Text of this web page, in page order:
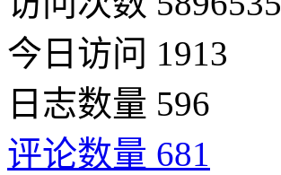
今日访问 1913
日志数量 596
评论数量 681